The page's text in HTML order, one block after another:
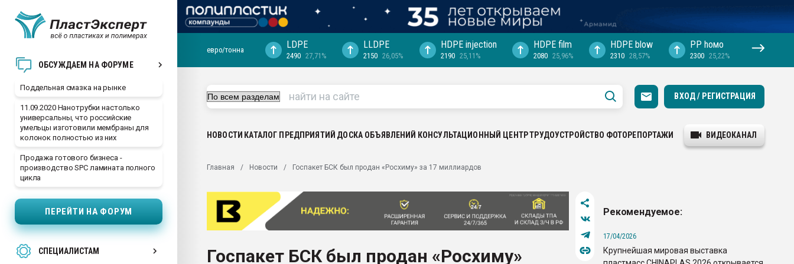
ОБСУЖДАЕМ НА ФОРУМЕ
Поддельная смазка на рынке
11.09.2020 Нанотрубки настолько
универсальны, что российские
умельцы изготовили мембраны для
колонок полностью из них
Продажа готового бизнеса -
производство SPC ламината полного
цикла
ПЕРЕЙТИ НА ФОРУМ
СПЕЦИАЛИСТАМ
ближайшее подмосковье, с.-в.
Подмосковье, Москва
первый план в переработке
28.07.2026 "Технониколь" довольна
Всё, что касается выдува ПЭТ
Материал поверхности пуансона для
Продам отходы Композиция
евро/тонна LDPE
2490 27,71%
LLDPE
2150 26,05%
HDPE injection
2190 25,11%
HDPE film
2080 25,96%
HDPE blow
2310 28,57%
PP hомо
2300 25,22%
ВХОД / РЕГИСТРАЦИЯ
НОВОСТИ КАТАЛОГ ПРЕДПРИЯТИЙ ДОСКА ОБЪЯВЛЕНИЙ КОНСУЛЬТАЦИОННЫЙ ЦЕНТРТРУДОУСТРОЙСТВО ФОТОРЕПОРТАЖИ ВИДЕОКАНАЛ
Главная Новости Госпакет БСК был продан «Росхиму» за 17 миллиардов
Госпакет БСК был продан «Росхиму»
Рекомендуемое:
17/04/2026
Крупнейшая мировая выставка